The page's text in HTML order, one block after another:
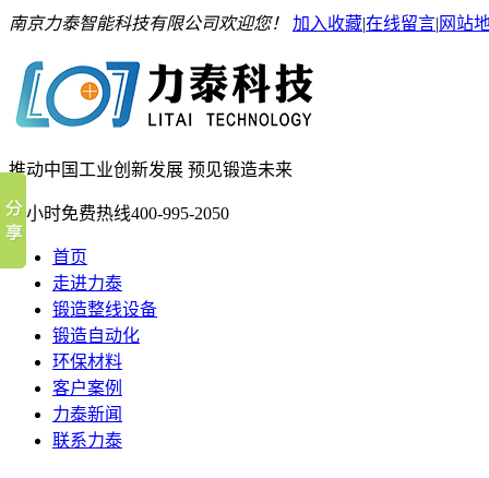
南京力泰智能科技有限公司欢迎您！ 加入收藏|在线留言| 网站
推动中国工业创新发展 预见锻造未来
24小时免费热线400-995-2050
首页
走进力泰
锻造整线设备
锻造自动化
环保材料
客户案例
力泰新闻
联系力泰